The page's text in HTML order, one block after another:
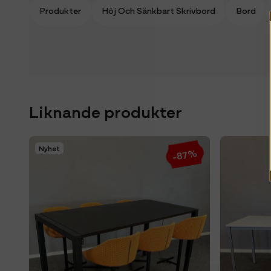
Produkter Höj Och Sänkbart Skrivbord Bord
Liknande produkter
Nyhet -87%